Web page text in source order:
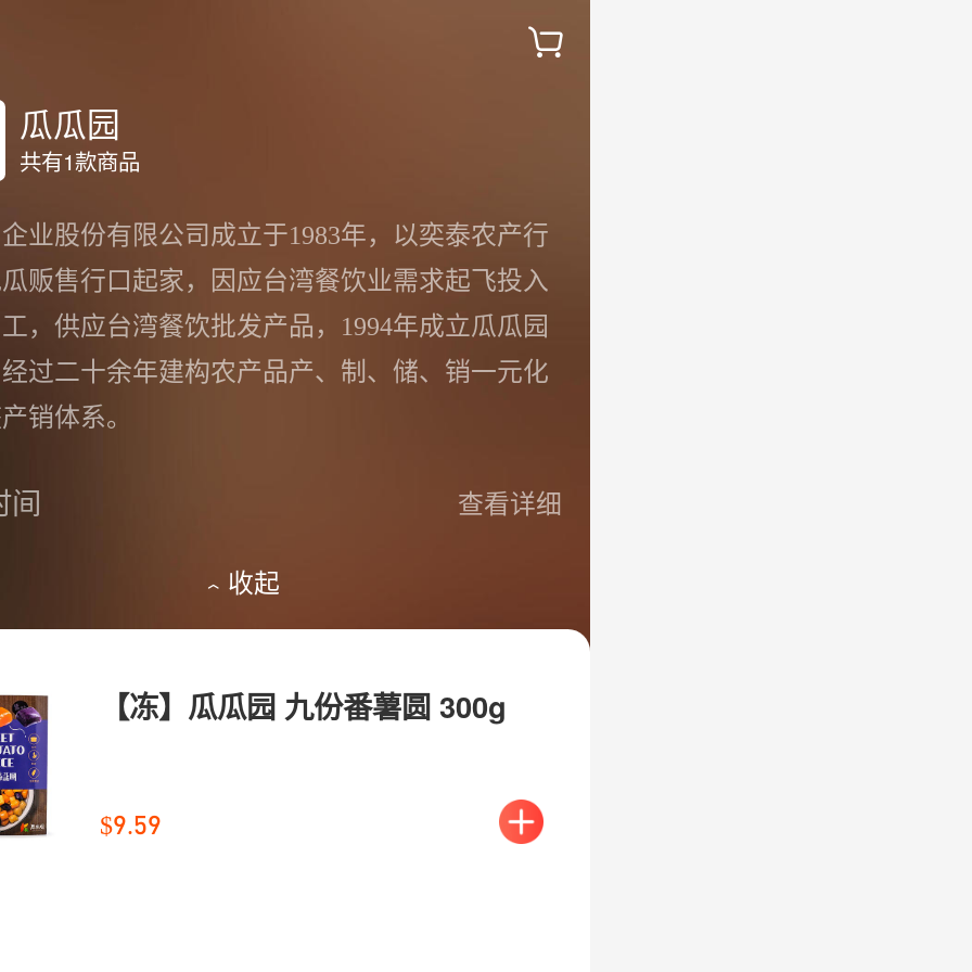
瓜瓜园
共有1款商品
业股份有限公司成立于1983年，以奕泰农产行
贩售行口起家，因应台湾餐饮业需求起飞投入
，供应台湾餐饮批发产品，1994年成立瓜瓜园
过二十余年建构农产品产、制、储、销一元化
销体系。
查看详细
收起
【冻】瓜瓜园 九份番薯圆 300g
$9.59